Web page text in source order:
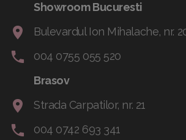
Showroom Bucuresti
Bulevardul Ion Mihalache, nr.
004 0755 055 520
Brasov
Strada Carpatilor, nr. 21
004 0742 693 341